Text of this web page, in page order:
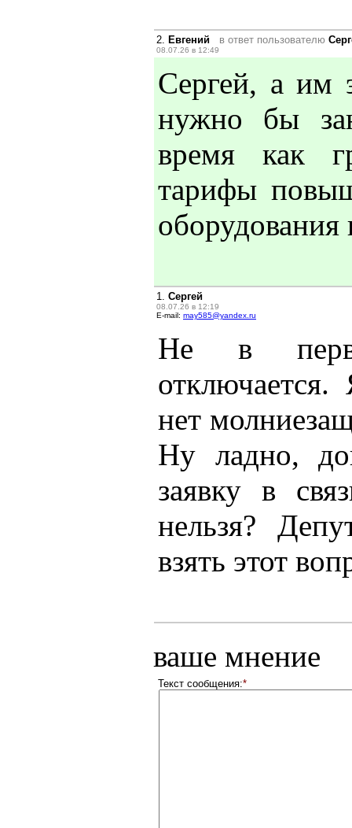
2. Евгений в ответ пользователю
08.07.26 в 12:49
Сергей, а им
нужно бы
время как
тарифы
оборудования
1. Сергей
08.07.26 в 12:19
E-mail: may585@yandex.ru
Не в
нет
Ну ладно,
заявку в
нельзя?
взять этот
ваше мнение
Текст сообщения:*